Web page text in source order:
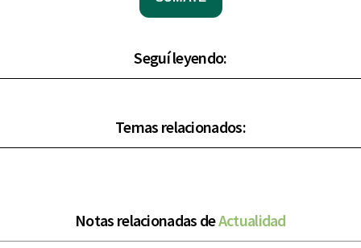
Seguí leyendo:
Temas relacionados:
Notas relacionadas deActualidad